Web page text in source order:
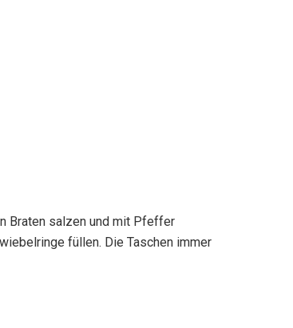
Braten salzen und mit Pfeffer
füllen. Die Taschen immer